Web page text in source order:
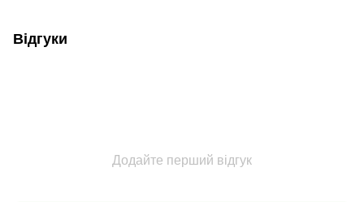
Відгуки
Додайте перший відгук